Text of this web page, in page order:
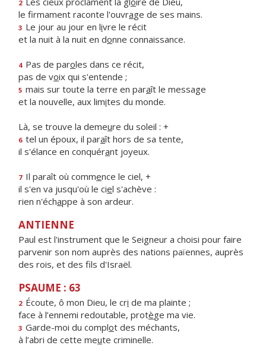
2
le firmament raconte l'ouvrage de ses mains.
3 Le jour au jour en livre le récit
et la nuit à la nuit en donne connaissance.
4 Pas de paroles dans ce récit,
pas de voix qui s'entende ;
5 mais sur toute la terre en paraît le message
et la nouvelle, aux limites du monde.
Là, se trouve la demeure du soleil : +
6 tel un époux, il paraît hors de sa tente,
il s'élance en conquérant joyeux.
7 Il paraît où commence le ciel, +
il s'en va jusqu'où le ciel s'achève :
rien n'échappe à son ardeur.
ANTIENNE
Paul est l'instrument que le Seigneur a choisi pour faire
parvenir son nom auprès des nations païennes, auprès
des rois, et des fils d'Israël.
PSAUME : 63
2 Écoute, ô mon Dieu, le cri de ma plainte ;
face à l’ennemi redoutable, protège ma vie.
3 Garde-moi du complot des méchants,
à l’abri de cette meute criminelle.